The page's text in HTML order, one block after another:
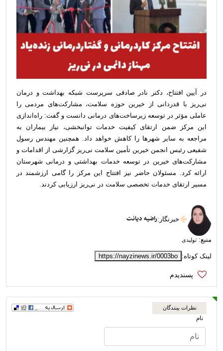
در آیین افتتاح، دکتر نادر صادقی سرپرست شبکه بهداشت و درمان
نی‌ریز با قدردانی از خیرین حوزه سلامت، مشارکت‌های مردمی را
عاملی مؤثر در توسعه زیرساخت‌های درمانی دانست و گفت: راه‌اندازی
این مرکز ضمن ارتقای کیفیت خدمات توانبخشی، نیاز بیماران به
مراجعه به سایر شهرها را کاهش خواهد داد. همچنین مهندس رسول
شفیعی رئیس انجمن خیرین تأمین سلامت نی‌ریز گزارشی از اقدامات و
مشارکت‌های خیرین در توسعه خدمات بهداشتی و درمانی شهرستان
ارائه کرد. مسئولان حاضر نیز افتتاح این مرکز را گامی ارزشمند در
مسیر ارتقای خدمات تخصصی سلامت در نی‌ریز ارزیابی کردند.
خبرنگار :راضیه دیانت
منبع: تولیدی
لینک کوتاه: https://nayzinews.ir/0003bo
نظرات بینندگان
نام